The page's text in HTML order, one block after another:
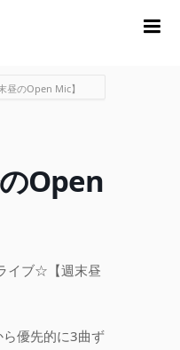
昼のOpen Mic】
Open
イブ☆【週末昼
優先的に3曲ず